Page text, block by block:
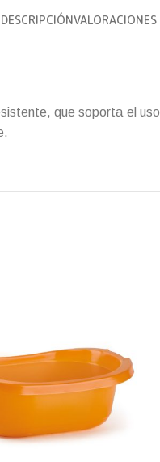
DESCRIPCIÓN
que soporta el